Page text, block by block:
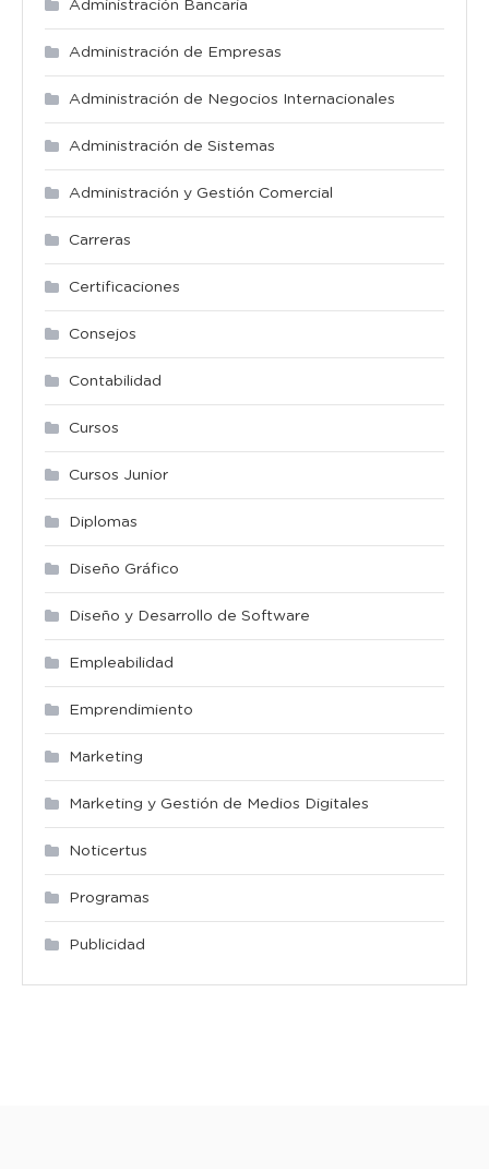
Administración Bancaria
Administración de Empresas
Administración de Negocios Internacionales
Administración de Sistemas
Administración y Gestión Comercial
Carreras
Certificaciones
Consejos
Contabilidad
Cursos
Cursos Junior
Diplomas
Diseño Gráfico
Diseño y Desarrollo de Software
Empleabilidad
Emprendimiento
Marketing
Marketing y Gestión de Medios Digitales
Noticertus
Programas
Publicidad